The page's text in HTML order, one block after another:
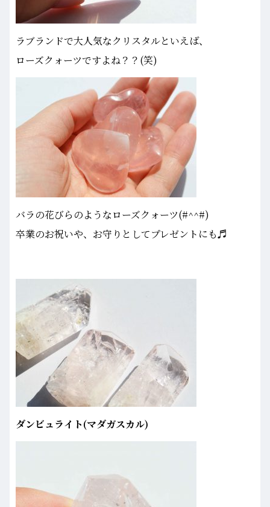
ラブランドで大人気なクリスタルといえば、
ローズクォーツですよね？？(笑)
バラの花びらのようなローズクォーツ(#^^#)
卒業のお祝いや、お守りとしてプレゼントにも♬
ダンビュライト(マダガスカル)